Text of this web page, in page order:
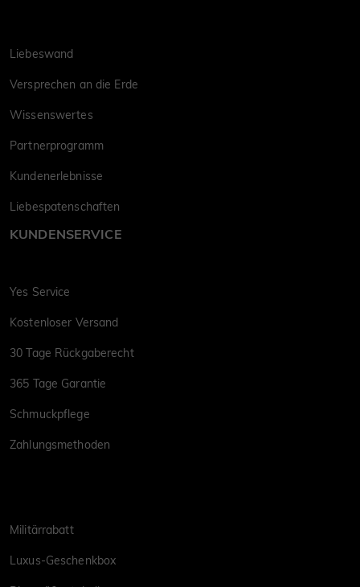
Liebeswand
Versprechen an die Erde
Wissenswertes
Partnerprogramm
Kundenerlebnisse
Liebespatenschaften
KUNDENSERVICE
Yes Service
Kostenloser Versand
30 Tage Rückgaberecht
365 Tage Garantie
Schmuckpflege
Zahlungsmethoden
Militärrabatt
Luxus-Geschenkbox